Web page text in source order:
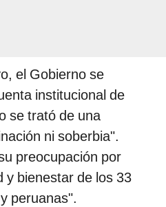
el Gobierno se
institucional de
se trató de una
ni soberbia".
preocupación por
y bienestar de los 33
peruanas".